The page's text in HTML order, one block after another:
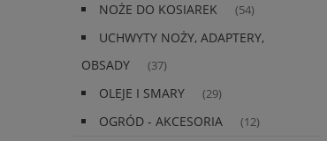
NOŻE DO KOSIAREK (54)
UCHWYTY NOŻY, ADAPTERY,
OBSADY
(37)
OLEJE I SMARY (29)
OGRÓD - AKCESORIA (12)